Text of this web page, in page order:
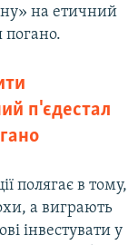
на етичний
погано.
п'єдестал
полягає в тому,
а виграють
інвестувати у